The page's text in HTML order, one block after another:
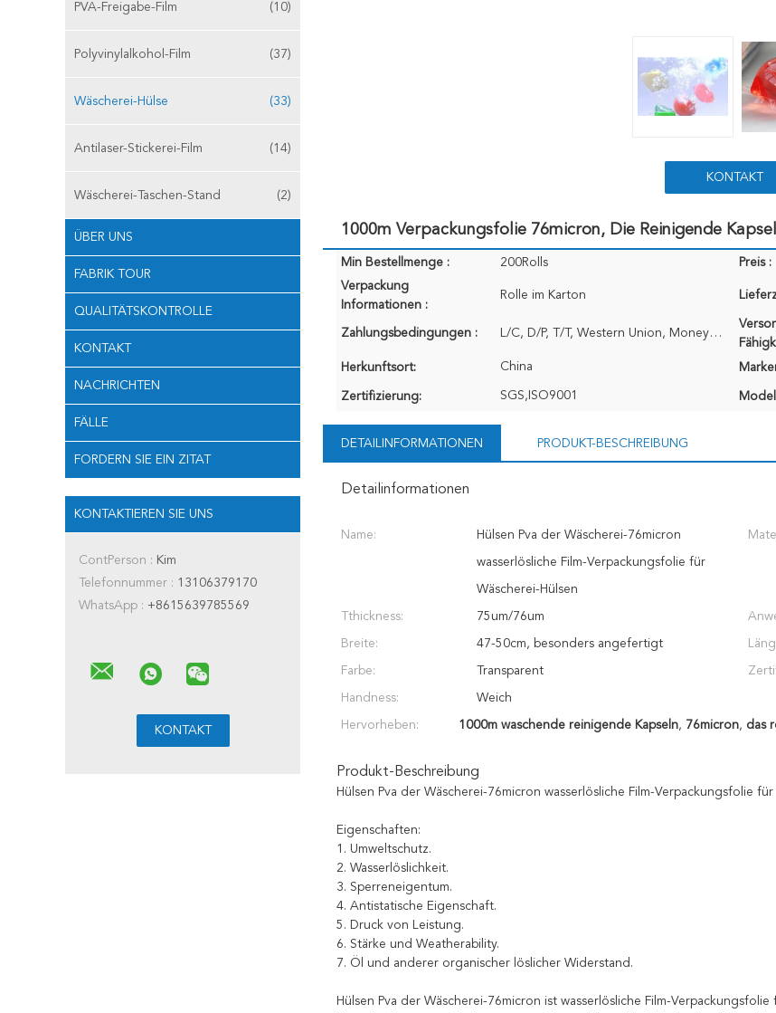
PVA-Freigabe-Film (10)
Polyvinylalkohol-Film (37)
Wäscherei-Hülse (33)
Antilaser-Stickerei-Film (14)
Wäscherei-Taschen-Stand (2)
ÜBER UNS
FABRIK TOUR
QUALITÄTSKONTROLLE
KONTAKT
NACHRICHTEN
FÄLLE
FORDERN SIE EIN ZITAT
KONTAKTIEREN SIE UNS
ContPerson : Kim
Telefonnummer : 13106379170
WhatsApp : +8615639785569
KONTAKT
1000m Verpackungsfolie 76micron, Die Reinigende
Min Bestellmenge : 200Rolls Preis :
Verpackung
Informationen :
Rolle im Karton
Zahlungsbedingungen : L/C, D/P, T/T, Western Union, MoneyGram
Herkunftsort: China
Zertifizierung: SGS,ISO9001
DETAILINFORMATIONEN PRODUKT-BESCHREIBUNG
Detailinformationen
Name: Hülsen Pva der Wäscherei-76micron
wasserlösliche Film-Verpackungsfolie für
Wäscherei-Hülsen
Tthickness: 75um/76um
Breite: 47-50cm, besonders angefertigt
Farbe: Transparent
Handness: Weich
Hervorheben: 1000m waschende reinigende Kapseln, 76micron, das
Produkt-Beschreibung
Hülsen Pva der Wäscherei-76micron wasserlösliche Film-Verpackungsfolie für
Eigenschaften:
1. Umweltschutz.
2. Wasserlöslichkeit.
3. Sperreneigentum.
4. Antistatische Eigenschaft.
5. Druck von Leistung.
6. Stärke und Weatherability.
7. Öl und anderer organischer löslicher Widerstand.
Hülsen Pva der Wäscherei-76micron ist wasserlösliche Film-